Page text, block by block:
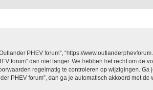
PHEV forum”, “https://
forum” dan niet langer. We hebben het recht om de
regelmatig te controleren op wijzigingen.
PHEV forum”, dan ga je automatisch akkoord met de